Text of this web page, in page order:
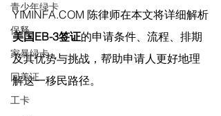
青少年绿卡
保释
家暴绿卡
回美证
工卡
YIMINFA.COM 陈律师在本文将详细解析
美国EB-3签证的申请条件、流程、排期
及其优势与挑战，帮助申请人更好地理
解这一移民路径。